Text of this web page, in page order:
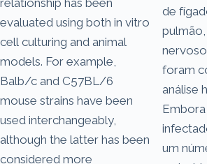
evaluated using both in vitro
cell culturing and animal
models. For example,
Balb/c and C57BL/6
mouse strains have been
used interchangeably,
although the latter has been
considered more
de
foram
análise
um